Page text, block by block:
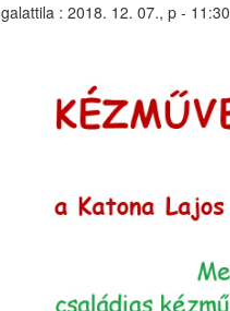
galattila: 2018. 12. 07., p - 11:30